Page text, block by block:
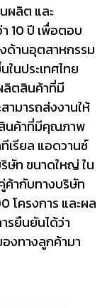
ผลิต และ
10 ปี เพื่อตอบ
ด้านอุตสาหกรรม
นประเทศไทย
ลิตสินค้าที่มี
ามารถส่งงานให้
นค้าที่มีคุณภาพ
เรียล แอดวานซ์
ษัท ขนาดใหญ่ ใน
ค้ากับทางบริษัท
โครงการ และผล
รยืนยันได้ว่า
งทางลูกค้ามา